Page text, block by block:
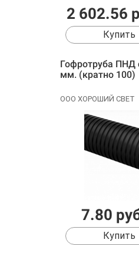
2 602.56
Купить
Гофротруба ПНД
мм. (кратно 100)
ООО ХОРОШИЙ СВЕТ
7.80
Купить